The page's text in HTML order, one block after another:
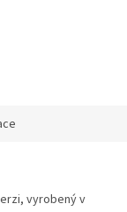
vyrobený v